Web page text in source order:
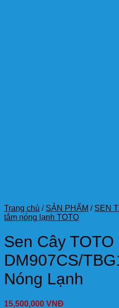
Trang chủ / SẢN PHẨM / SEN
tắm nóng lạnh TOTO
Sen Cây TOTO
DM907CS/
Nóng Lạnh
15,500,000 VNĐ